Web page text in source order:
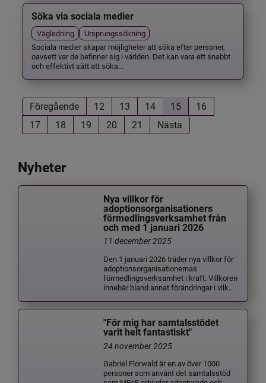
Söka via sociala medier
Vägledning
Ursprungssökning
Sociala medier skapar möjligheter att söka efter personer,
oavsett var de befinner sig i världen. Det kan vara ett snabbt
och effektivt sätt att söka...
Föregående 12 13 14 15
16
17
18 19 20 21 Nästa
Nyheter
Nya villkor för
adoptionsorganisationers
förmedlingsverksamhet från
och med 1 januari 2026
11 december 2025
Den 1 januari 2026 träder nya villkor för
adoptionsorganisationernas
förmedlingsverksamhet i kraft. Villkoren
innebär bland annat förändringar i vilk...
"För mig har samtalsstödet
varit helt fantastiskt"
24 november 2025
Gabriel Florwald är en av över 1000
personer som använt det samtalsstöd